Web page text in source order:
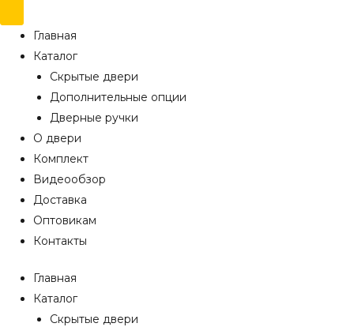
Главная
Каталог
Скрытые двери
Дополнительные опции
Дверные ручки
О двери
Комплект
Видеообзор
Доставка
Оптовикам
Контакты
Главная
Каталог
Скрытые двери